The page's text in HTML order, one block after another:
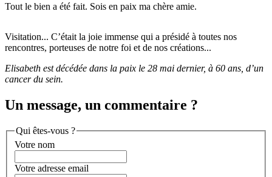
Tout le bien a été fait. Sois en paix ma chère amie.
Visitation... C’était la joie immense qui a présidé à toutes nos
rencontres, porteuses de notre foi et de nos créations...
Elisabeth est décédée dans la paix le 28 mai dernier, à 60 ans, d’un
cancer du sein.
Un message, un commentaire ?
Qui êtes-vous ?
Votre nom
Votre adresse email